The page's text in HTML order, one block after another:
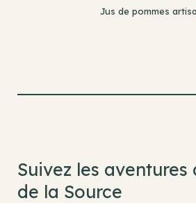
Jus de pommes
Suivez les
de la Source